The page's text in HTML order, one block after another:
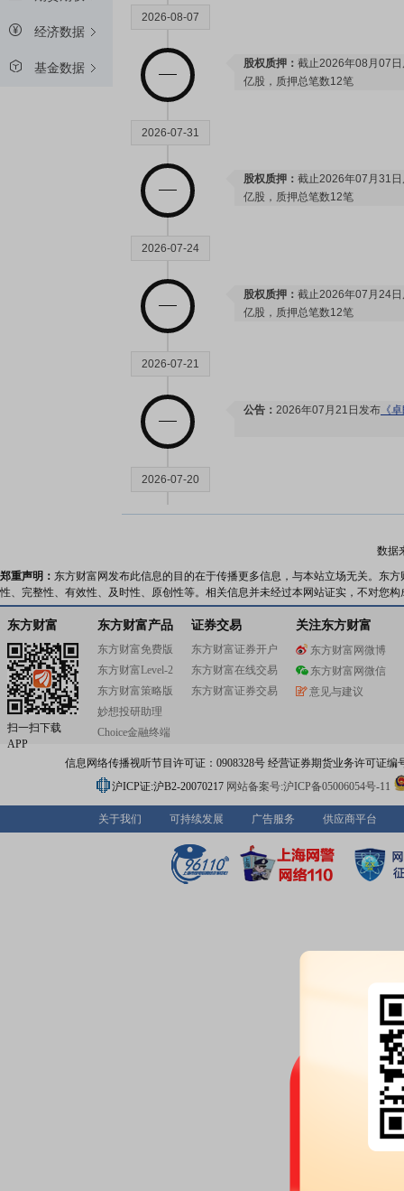
经济数据
基金数据
2026-08-07
股权质押： 截止2026年08月07
亿股，质押总笔数12笔
2026-07-31
股权质押： 截止2026年07月31
亿股，质押总笔数12笔
2026-07-24
股权质押： 截止2026年07月24
亿股，质押总笔数12笔
2026-07-21
公告： 2026年07月21日发布 《
2026-07-20
离值累计达到20%的证券”等披
2026-07-18
公告： 2026年07月18日发布
股东增减持日：2026年07月18
16日，股东江苏金昇实业股份有
亿股，质押总笔数12笔
2026-07-15
2026年07月14日发布《
截止2026年07月10
数据
郑重声明： 东方财富网发布此信息的目的在于传播更多信息，与本站立场无关。东
性、完整性、有效性、及时性、原创性等。相关信息并未经过本网站证实，不对您
东方财富
扫一扫下载
APP
东方财富产品
东方财富免费版
东方财富Level-2
东方财富策略版
妙想投研助理
Choice金融终端
证券交易
东方财富证券开户
东方财富在线交易
东方财富证券交易
关注东方财富
东方财富网微博
东方财富网微信
意见与建议
信息网络传播视听节目许可证：0908328号 经营证券期货业务许可证编
沪ICP证:沪B2-20070217 网站备案号:沪ICP备05006054号-11
关于我们 可持续发展 广告服务 供应商平台